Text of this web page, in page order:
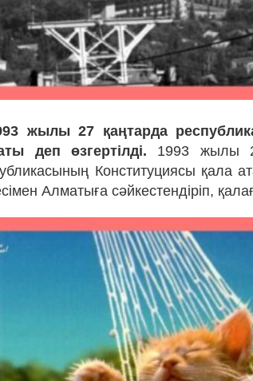
жылы 27 қаңтарда
деп өзгертілді. 1993 жылы
Конституциясы қала
Алматыға сәйкестендіріп,